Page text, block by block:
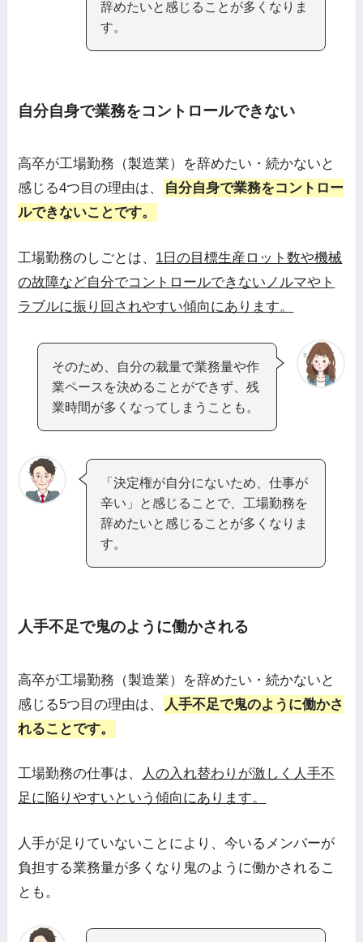
辞めたいと感じることが多くなりま
す。
自分自身で業務をコントロールできない
高卒が工場勤務（製造業）を辞めたい・続かないと
感じる4つ目の理由は、
自分自身で業務をコントロー
ルできないことです。
工場勤務のしごとは、 1日の目標生産ロット数や機械
の故障など自分でコントロールできないノルマやト
ラブルに振り回されやすい傾向にあります。
そのため、自分の裁量で業務量や作
業ペースを決めることができず、残
業時間が多くなってしまうことも。
「決定権が自分にないため、仕事が
辛い」と感じることで、工場勤務を
辞めたいと感じることが多くなりま
す。
人手不足で鬼のように働かされる
高卒が工場勤務（製造業）を辞めたい・続かないと
感じる5つ目の理由は、
人手不足で鬼のように働かさ
れることです。
工場勤務の仕事は、
人の入れ替わりが激しく人手不
足に陥りやすいという傾向にあります。
人手が足りていないことにより、今いるメンバーが
負担する業務量が多くなり鬼のように働かされるこ
とも。